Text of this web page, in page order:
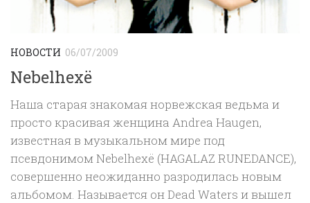
НОВОСТИ 06/07/2009
Nebelhexë
Наша старая знакомая норвежская ведьма и
просто красивая женщина Andrea Haugen,
известная в музыкальном мире под
псевдонимом Nebelhexë (HAGALAZ RUNEDANCE),
совершенно неожиданно разродилась новым
альбомом. Называется он Dead Waters и вышел